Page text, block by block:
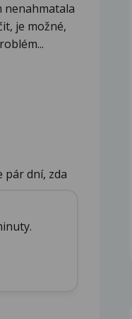
nenahmatala
je možné,
pár dní, zda